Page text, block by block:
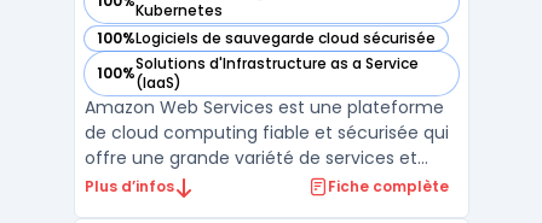
Kubernetes
— voir Amazon Web Services dans cette catégorie
100%Logiciels de sauvegarde cloud sécurisée
— voir Amazon Web Services dans cette catégorie
100%Solutions d'Infrastructure as a Service
(IaaS)
— voir Amazon Web Services dans cette catégorie
Amazon Web Services est une plateforme
de cloud computing fiable et sécurisée qui
offre une grande variété de services et
d'outils pour aider les entreprises à gérer de
Plus d’infos Fiche complète